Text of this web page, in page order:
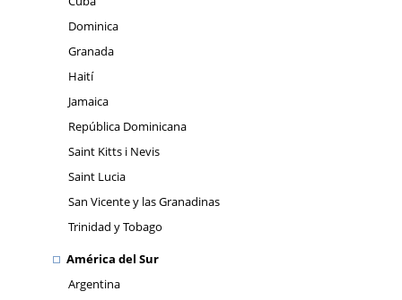
Dominica
Granada
Haití
Jamaica
República Dominicana
Saint Kitts i Nevis
Saint Lucia
San Vicente y las Granadinas
Trinidad y Tobago
América del Sur
Argentina